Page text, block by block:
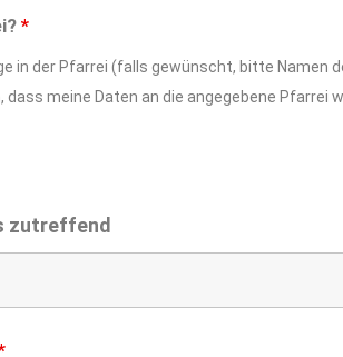
*
in der Pfarrei (falls gewünscht, bitte Namen
meine Daten an die angegebene Pfarrei
zutreffend